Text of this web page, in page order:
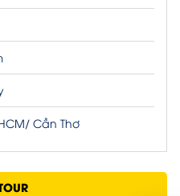
Cần Thơ